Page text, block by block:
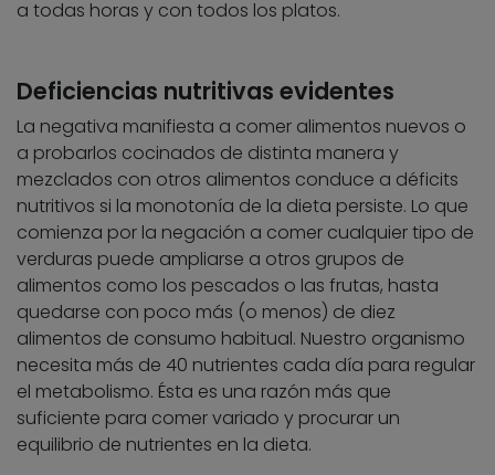
a todas horas y con todos los platos.
Deficiencias nutritivas evidentes
La negativa manifiesta a comer alimentos nuevos o
a probarlos cocinados de distinta manera y
mezclados con otros alimentos conduce a déficits
nutritivos si la monotonía de la dieta persiste. Lo que
comienza por la negación a comer cualquier tipo de
verduras puede ampliarse a otros grupos de
alimentos como los pescados o las frutas, hasta
quedarse con poco más (o menos) de diez
alimentos de consumo habitual. Nuestro organismo
necesita más de 40 nutrientes cada día para regular
el metabolismo. Ésta es una razón más que
suficiente para comer variado y procurar un
equilibrio de nutrientes en la dieta.